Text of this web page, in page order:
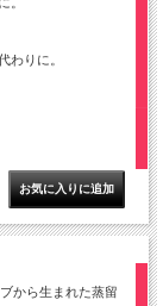
わりに。
から生まれた蒸留